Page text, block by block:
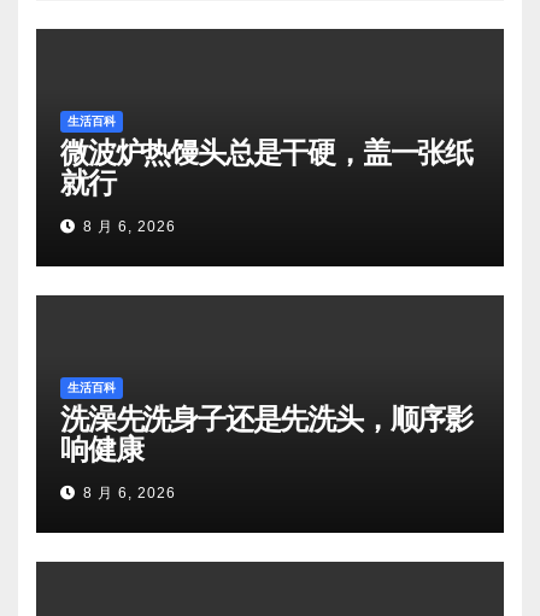
生活百科
微波炉热馒头总是干硬，盖一张纸
就行
8 月 6, 2026
生活百科
洗澡先洗身子还是先洗头，顺序影
响健康
8 月 6, 2026